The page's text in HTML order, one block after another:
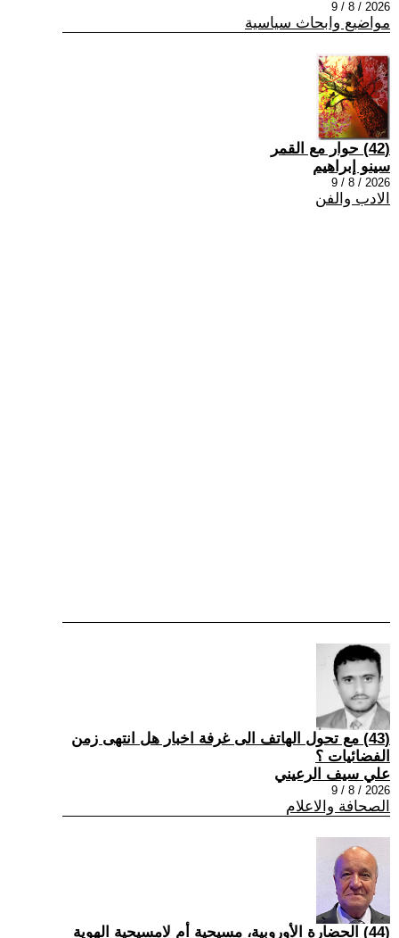
2026 / 8 / 9
مواضيع وابحاث سياسية
(42) حوار مع القمر
سينو إبراهيم
2026 / 8 / 9
الادب والفن
(43) مع تحول الهاتف الى غرفة اخبار هل انتهى زمن
الفضائيات ؟
علي سيف الرعيني
2026 / 8 / 9
الصحافة والاعلام
(44) الحضارة الأوروبية، مسيحية أم لامسيحية الهوية